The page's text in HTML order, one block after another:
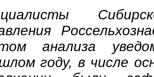
анализа
году, в числе